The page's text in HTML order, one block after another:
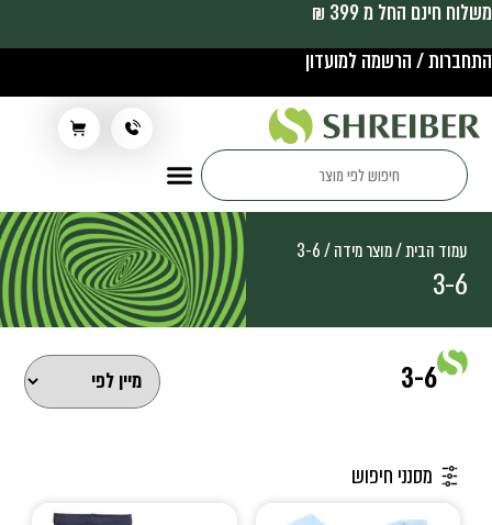
משלוח חינם החל מ 399 ₪
התחברות / הרשמה למועדון
עמוד הבית/ מוצר מידה / 3-6
3-6
3-6
מסנני חיפוש